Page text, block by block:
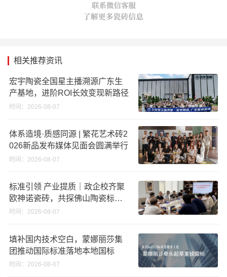
相关推荐资讯
宏宇陶瓷全国星主播溯源广东生
产基地，进阶ROI长效变现新路径
时间：2026-08-07
体系造境·质感同源 | 繁花艺术砖2
026新品发布媒体见面会圆满举行
时间：2026-08-07
标准引领 产业提质｜政企校齐聚
欧神诺瓷砖，共探佛山陶瓷标准
化发展新路径
时间：2026-08-07
填补国内技术空白，蒙娜丽莎集
团推动国际标准落地本地国标
时间：2026-08-07